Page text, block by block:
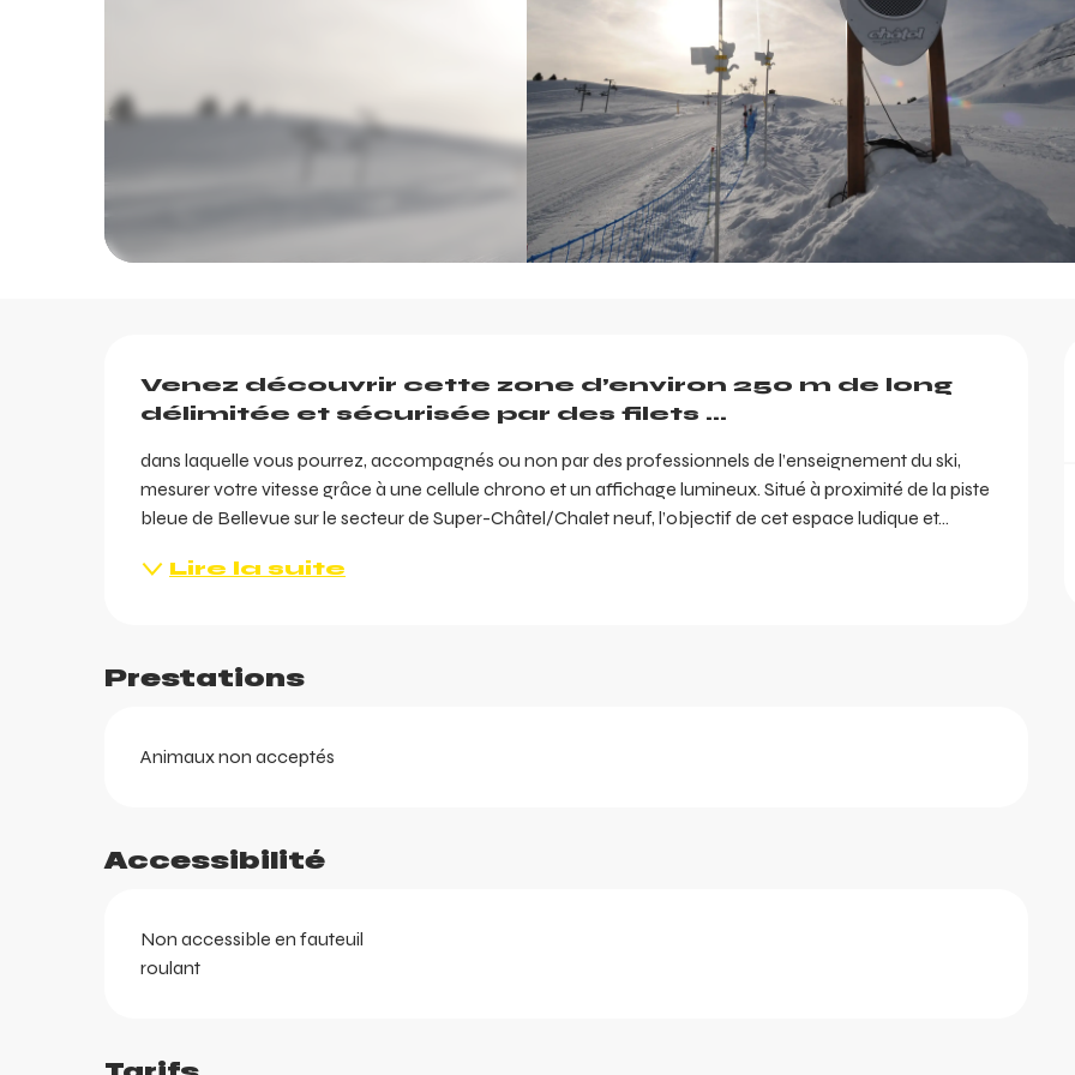
Venez découvrir cette zone d’environ 250 m de long
délimitée et sécurisée par des filets ...
dans laquelle vous pourrez, accompagnés ou non par des professionnels de l’enseignement du ski,
mesurer votre vitesse grâce à une cellule chrono et un affichage lumineux. Situé à proximité de la piste
bleue de Bellevue sur le secteur de Super-Châtel/Chalet neuf, l’objectif de cet espace ludique et...
Lire la suite
Prestations
Animaux non acceptés
Accessibilité
Non accessible en fauteuil
roulant